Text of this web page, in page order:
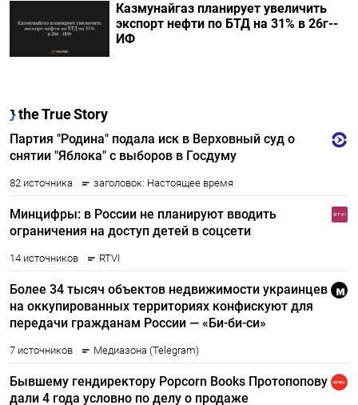
Казмунайгаз планирует увеличить
экспорт нефти по БТД на 31% в 26г--
ИФ